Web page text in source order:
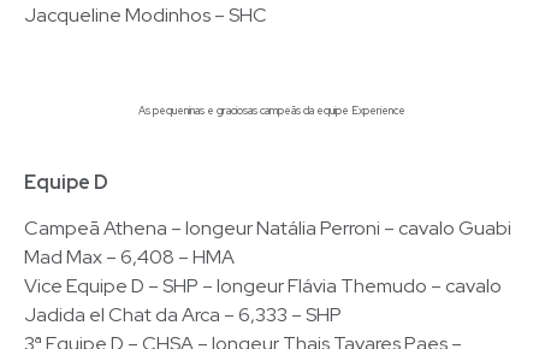
Jacqueline Modinhos – SHC
As pequeninas e graciosas campeãs da equipe Experience
Equipe D
Campeã Athena – longeur Natália Perroni – cavalo Guabi
Mad Max – 6,408 – HMA
Vice Equipe D – SHP – longeur Flávia Themudo – cavalo
Jadida el Chat da Arca – 6,333 – SHP
3ª Equipe D – CHSA – longeur Thais Tavares Paes –